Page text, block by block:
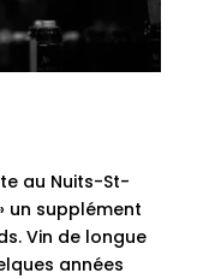
au Nuits-St-
un supplément
Vin de longue
années